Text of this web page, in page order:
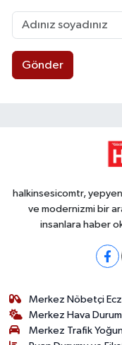
Gönder
halkinsesicomtr,
ve modernizmi bir
insanlara haber
Merkez Nöbetçi
Merkez Hava
Merkez Trafik